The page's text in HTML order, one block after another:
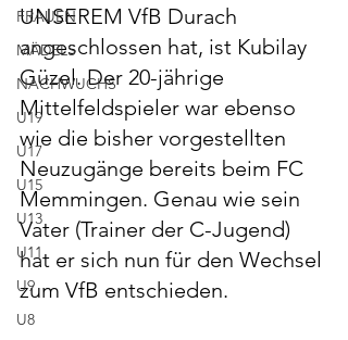
FRAUEN
MÄDELS
NACHWUCHS
U19
U17
U15
U13
U11
U9
U8
UNSEREM VfB Durach
angeschlossen hat, ist Kubilay
Güzel. Der 20-jährige
Mittelfeldspieler war ebenso
wie die bisher vorgestellten
Neuzugänge bereits beim FC
Memmingen. Genau wie sein
Vater (Trainer der C-Jugend)
hat er sich nun für den Wechsel
zum VfB entschieden.